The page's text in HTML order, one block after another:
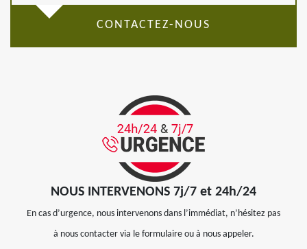
CONTACTEZ-NOUS
NOUS INTERVENONS 7j/7 et 24h/24
En cas d’urgence, nous intervenons dans l’immédiat, n’hésitez pas
à nous contacter via le formulaire ou à nous appeler.